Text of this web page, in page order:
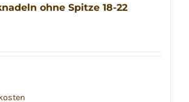
ohne Spitze 18-22